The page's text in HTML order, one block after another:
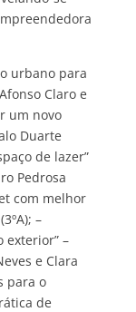
urbano para
Claro e
um novo
Duarte
de lazer”
Pedrosa
com melhor
–
exterior” –
e Clara
para o
de